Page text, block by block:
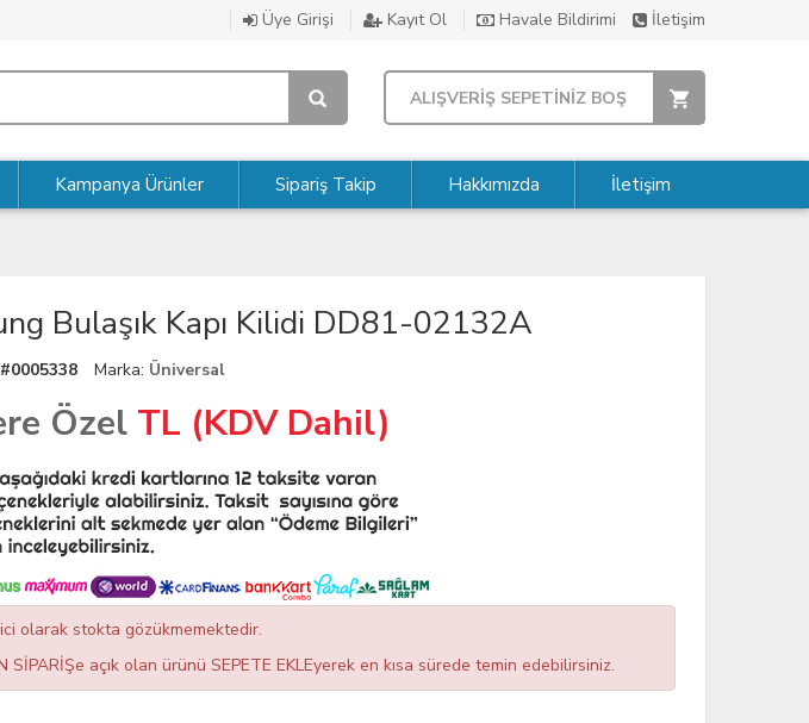
Üye Girişi Kayıt Ol Havale Bildirimi İletişim
ALIŞVERİŞ SEPETİNİZ BOŞ
Kampanya Ürünler Sipariş Takip Hakkımızda İletişim
Bulaşık Kapı Kilidi DD81-02132A
#0005338 Marka: Üniversal
Özel TL (KDV Dahil)
olarak stokta gözükmemektedir.
SİPARİŞe açık olan ürünü SEPETE EKLEyerek en kısa sürede temin edebilirsiniz.